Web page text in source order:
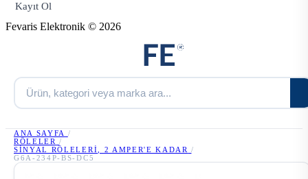
Kayıt Ol
Fevaris Elektronik © 2026
ANA SAYFA /
RÖLELER
/
SINYAL RÖLELERI, 2 AMPER'E KADAR
/
G6A-234P-BS-DC5